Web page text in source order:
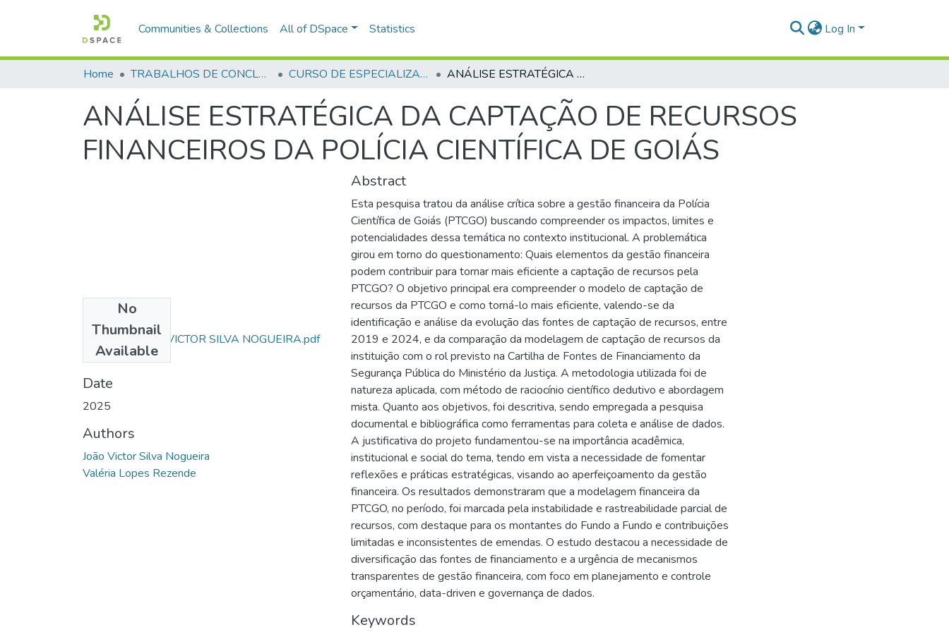
Communities & Collections All of DSpace Statistics Log In
Home TRABALHOS DE CONCLUSÃO DE CURSO - CAESP (CURSO DE ESPECIALIZAÇÃO EM ALTOS ESTUDOS EM SEGURANÇA PÚBLICA) CURSO DE ESPECIALIZAÇÃO EM ALTOS ESTUDOS EM SEGURANÇA PÚBLICA - CAESP - 2025 - 1 ANÁLISE ESTRATÉGICA DA CAPTAÇÃO DE RECURSOS FINANCEIROS DA POLÍCIA CIENTÍFICA DE GOIÁS
ANÁLISE ESTRATÉGICA DA CAPTAÇÃO DE RECURSOS
FINANCEIROS DA POLÍCIA CIENTÍFICA DE GOIÁS
No
Thumbnail
Available
ARTIGO - JOÃO VICTOR SILVA NOGUEIRA.pdf
(379.1 KB)
Date
2025
Authors
João Victor Silva Nogueira
Valéria Lopes Rezende
Abstract
Esta pesquisa tratou da análise crítica sobre a gestão financeira da Polícia
Científica de Goiás (PTCGO) buscando compreender os impactos, limites e
potencialidades dessa temática no contexto institucional. A problemática
girou em torno do questionamento: Quais elementos da gestão financeira
podem contribuir para tornar mais eficiente a captação de recursos pela
PTCGO? O objetivo principal era compreender o modelo de captação de
recursos da PTCGO e como torná-lo mais eficiente, valendo-se da
identificação e análise da evolução das fontes de captação de recursos, entre
2019 e 2024, e da comparação da modelagem de captação de recursos da
instituição com o rol previsto na Cartilha de Fontes de Financiamento da
Segurança Pública do Ministério da Justiça. A metodologia utilizada foi de
natureza aplicada, com método de raciocínio científico dedutivo e abordagem
mista. Quanto aos objetivos, foi descritiva, sendo empregada a pesquisa
documental e bibliográfica como ferramentas para coleta e análise de dados.
A justificativa do projeto fundamentou-se na importância acadêmica,
institucional e social do tema, tendo em vista a necessidade de fomentar
reflexões e práticas estratégicas, visando ao aperfeiçoamento da gestão
financeira. Os resultados demonstraram que a modelagem financeira da
PTCGO, no período, foi marcada pela instabilidade e rastreabilidade parcial de
recursos, com destaque para os montantes do Fundo a Fundo e contribuições
limitadas e inconsistentes de emendas. O estudo destacou a necessidade de
diversificação das fontes de financiamento e a urgência de mecanismos
transparentes de gestão financeira, com foco em planejamento e controle
orçamentário, data-driven e governança de dados.
Keywords